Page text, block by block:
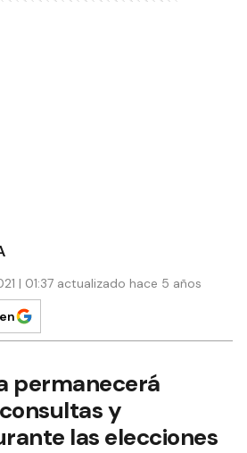
| 01:37 actualizado hace 5 años
permanecerá
y
las elecciones